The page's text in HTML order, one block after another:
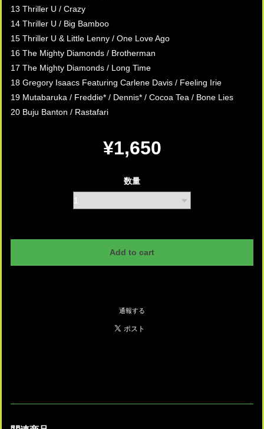
13 Thriller U / Crazy
14 Thriller U / Big Bamboo
15 Thriller U & Little Lenny / One Love Ago
16 The Mighty Diamonds / Brotherman
17 The Mighty Diamonds / Long Time
18 Gregory Isaacs Featuring Carlene Davis / Feeling Irie
19 Mutabaruka / Freddie* / Dennis* / Cocoa Tea / Bone Lies
20 Buju Banton / Rastafari
¥1,650
数量
Add to cart
通報する